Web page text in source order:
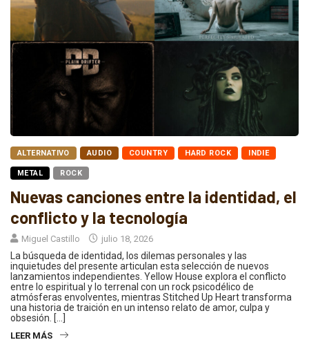
ALTERNATIVO AUDIO COUNTRY HARD ROCK INDIE
METAL ROCK
Nuevas canciones entre la identidad, el
conflicto y la tecnología
Miguel Castillo julio 18, 2026
La búsqueda de identidad, los dilemas personales y las
inquietudes del presente articulan esta selección de nuevos
lanzamientos independientes. Yellow House explora el conflicto
entre lo espiritual y lo terrenal con un rock psicodélico de
atmósferas envolventes, mientras Stitched Up Heart transforma
una historia de traición en un intenso relato de amor, culpa y
obsesión. […]
LEER MÁS